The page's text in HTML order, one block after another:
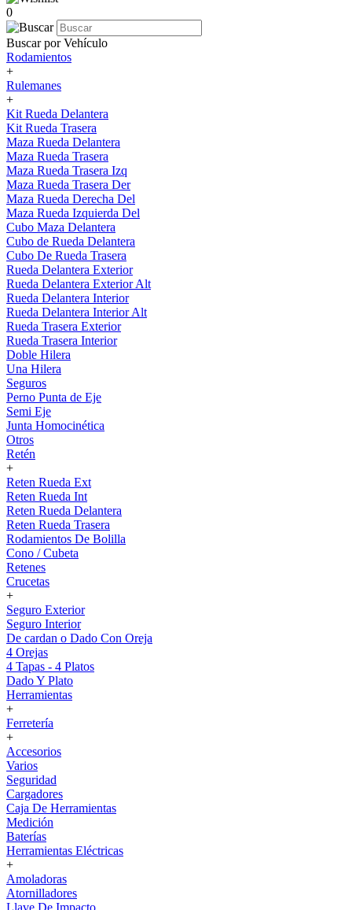
0
Buscar por Vehículo
Rodamientos
+
Rulemanes
+
Kit Rueda Delantera
Kit Rueda Trasera
Maza Rueda Delantera
Maza Rueda Trasera
Maza Rueda Trasera Izq
Maza Rueda Trasera Der
Maza Rueda Derecha Del
Maza Rueda Izquierda Del
Cubo Maza Delantera
Cubo de Rueda Delantera
Cubo De Rueda Trasera
Rueda Delantera Exterior
Rueda Delantera Exterior Alt
Rueda Delantera Interior
Rueda Delantera Interior Alt
Rueda Trasera Exterior
Rueda Trasera Interior
Doble Hilera
Una Hilera
Seguros
Perno Punta de Eje
Semi Eje
Junta Homocinética
Otros
Retén
+
Reten Rueda Ext
Reten Rueda Int
Reten Rueda Delantera
Reten Rueda Trasera
Rodamientos De Bolilla
Cono / Cubeta
Retenes
Crucetas
+
Seguro Exterior
Seguro Interior
De cardan o Dado Con Oreja
4 Orejas
4 Tapas - 4 Platos
Dado Y Plato
Herramientas
+
Ferretería
+
Accesorios
Varios
Seguridad
Cargadores
Caja De Herramientas
Medición
Baterías
Herramientas Eléctricas
+
Amoladoras
Atornilladores
Llave De Impacto